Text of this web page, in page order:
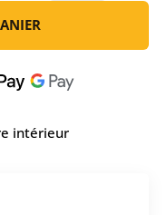
intérieur